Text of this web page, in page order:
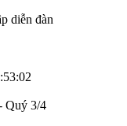
diễn đàn
Quý 3/4